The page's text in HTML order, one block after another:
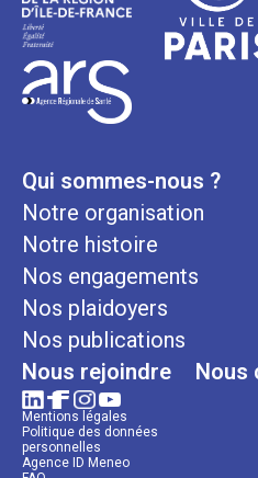
Qui sommes-nous ?
Notre organisation
Notre histoire
Nos engagements
Nos plaidoyers
Nos publications
Nous rejoindre Nous
Mentions légales
Politique des données
personnelles
Agence ID Meneo